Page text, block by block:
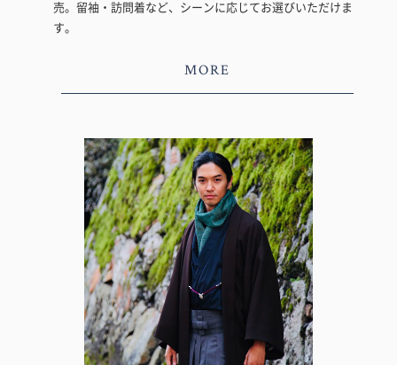
売。留袖・訪問着など、シーンに応じてお選びいただけま
す。
MORE